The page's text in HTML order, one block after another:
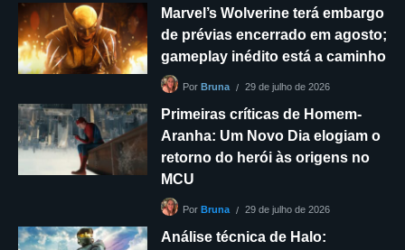
Marvel’s Wolverine terá embargo
de prévias encerrado em agosto;
gameplay inédito está a caminho
Por Bruna 29 de julho de 2026
Primeiras críticas de Homem-
Aranha: Um Novo Dia elogiam o
retorno do herói às origens no
MCU
Por Bruna 29 de julho de 2026
Análise técnica de Halo: